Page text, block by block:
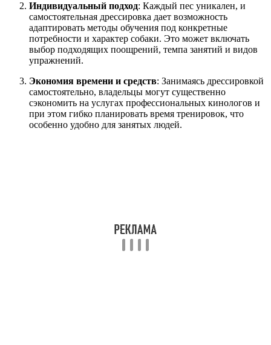
Индивидуальный подход: Каждый пес уникален, и
самостоятельная дрессировка дает возможность
адаптировать методы обучения под конкретные
потребности и характер собаки. Это может включать
выбор подходящих поощрений, темпа занятий и видов
упражнений.
Экономия времени и средств: Занимаясь дрессировкой
самостоятельно, владельцы могут существенно
сэкономить на услугах профессиональных кинологов и
при этом гибко планировать время тренировок, что
особенно удобно для занятых людей.